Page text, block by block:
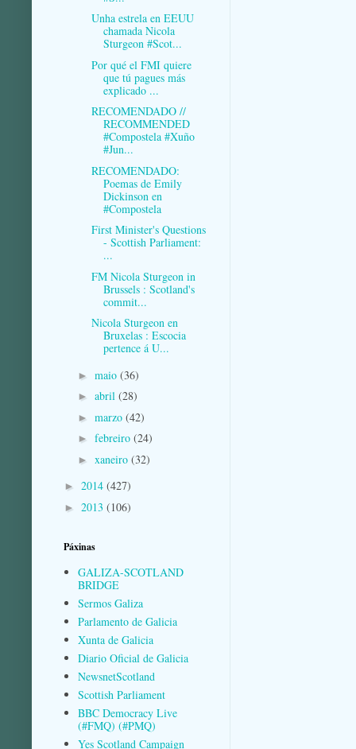
Unha estrela en EEUU
chamada Nicola
Sturgeon #Scot...
Por qué el FMI quiere
que tú pagues más
explicado ...
RECOMENDADO //
RECOMMENDED
#Compostela #Xuño
#Jun...
RECOMENDADO:
Poemas de Emily
Dickinson en
#Compostela
First Minister's Questions
- Scottish Parliament:
...
FM Nicola Sturgeon in
Brussels : Scotland's
commit...
Nicola Sturgeon en
Bruxelas : Escocia
pertence á U...
► maio (36)
► abril (28)
► marzo (42)
► febreiro (24)
► xaneiro (32)
► 2014 (427)
► 2013 (106)
Páxinas
GALIZA-SCOTLAND
BRIDGE
Sermos Galiza
Parlamento de Galicia
Xunta de Galicia
Diario Oficial de Galicia
NewsnetScotland
Scottish Parliament
BBC Democracy Live
(#FMQ) (#PMQ)
Yes Scotland Campaign